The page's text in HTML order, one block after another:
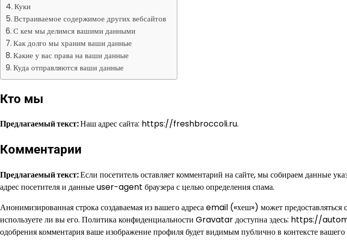
Куки
Встраиваемое содержимое других вебсайтов
С кем мы делимся вашими данными
Как долго мы храним ваши данные
Какие у вас права на ваши данные
Куда отправляются ваши данные
Кто мы
Предлагаемый текст:Наш адрес сайта: https://freshbroccoli.ru.
Комментарии
Предлагаемый текст:Если посетитель оставляет комментарий на сайте, мы собираем данные
адрес посетителя и данные user-agent браузера с целью определения спама.
Анонимизированная строка создаваемая из вашего адреса email («хеш») может
используете ли вы его. Политика конфиденциальности Gravatar доступна здесь: https://
одобрения комментария ваше изображение профиля будет видимым публично в контексте вашего